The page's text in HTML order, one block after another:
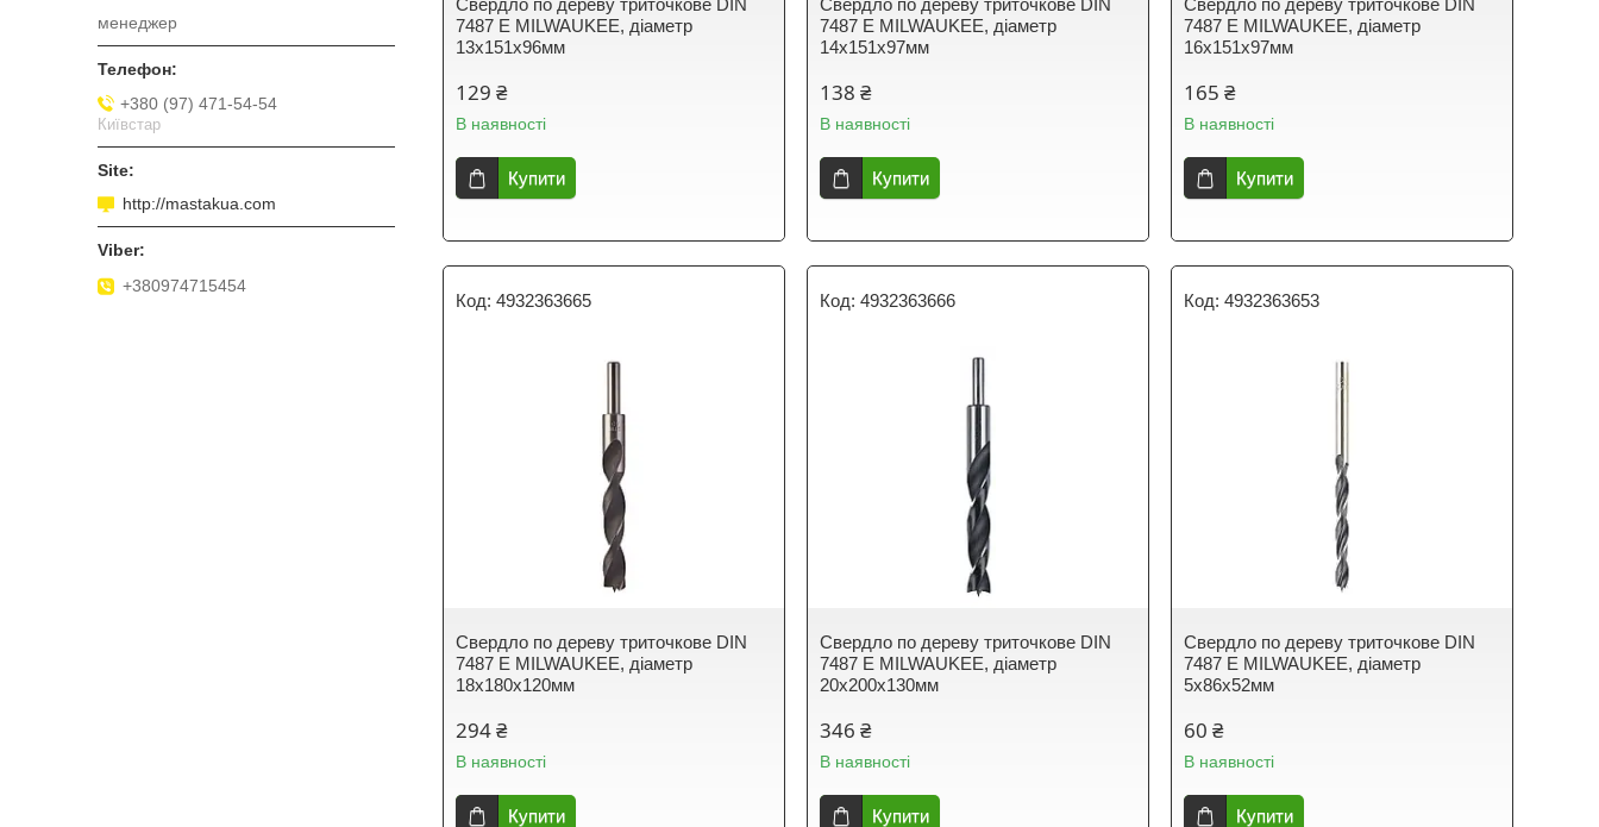
Свердло по дереву триточкове DIN
7487 E MILWAUKEE, діаметр
13х151х96мм
129 ₴
В наявності
Купити
Свердло по дереву триточкове DIN
7487 E MILWAUKEE, діаметр
14х151х97мм
138 ₴
В наявності
Купити
Свердло по дереву триточкове DIN
7487 E MILWAUKEE, діаметр
16х151х97мм
165 ₴
В наявності
Купити
4932363665
Свердло по дереву триточкове DIN
7487 E MILWAUKEE, діаметр
18х180х120мм
294 ₴
В наявності
Купити
4932363666
Свердло по дереву триточкове DIN
7487 E MILWAUKEE, діаметр
20х200х130мм
346 ₴
В наявності
Купити
4932363653
Свердло по дереву триточкове DIN
7487 E MILWAUKEE, діаметр
5х86х52мм
60 ₴
В наявності
Купити
менеджер
+380 (97) 471-54-54
Київстар
http://mastakua.com
+380974715454